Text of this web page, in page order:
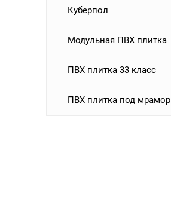
Куберпол
Модульная ПВХ плитка
ПВХ плитка 33 класс
ПВХ плитка под мрамор